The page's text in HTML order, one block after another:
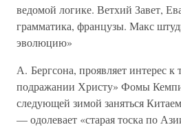
ведомой логике. Ветхий Завет,
грамматика, французы. Макс
эволюцию»
А. Бергсона, проявляет интерес к
подражании Христу» Фомы
следующей зимой заняться
— одолевает «старая тоска по